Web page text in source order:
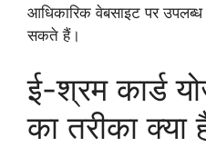
आधिकारिक वेबसाइट पर
सकते हैं।
ई-श्रम कार्ड
का तरीका क्या